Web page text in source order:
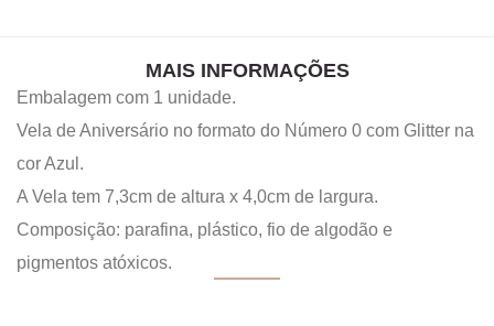
MAIS INFORMAÇÕES
Embalagem com 1 unidade.
Vela de Aniversário no formato do Número 0 com Glitter na
cor Azul.
A Vela tem 7,3cm de altura x 4,0cm de largura.
Composição: parafina, plástico, fio de algodão e
pigmentos atóxicos.